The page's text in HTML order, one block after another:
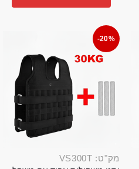
-20%
מק"ט: VS300T